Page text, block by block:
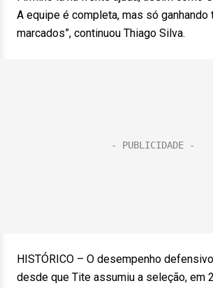
A equipe é completa, mas só
marcados”, continuou Thiago Silva.
HISTÓRICO – O desempenho
desde que Tite assumiu a seleção, em